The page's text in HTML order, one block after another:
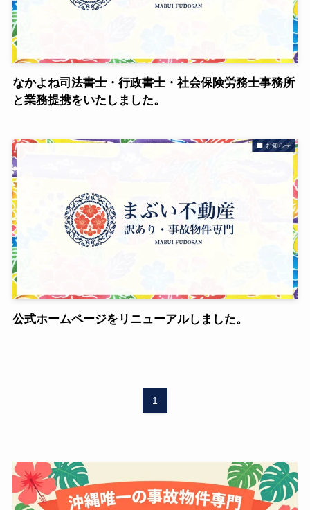
なかよね司法書士・行政書士・社会保険労務士事務所
と業務提携をいたしました。
お知らせ
公式ホームページをリニューアルしました。
1